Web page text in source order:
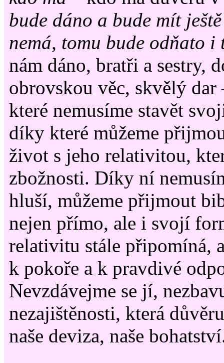
bude dáno a bude mít
nemá, tomu bude odňato
nám dáno, bratři a sestry,
obrovskou věc, skvělý
které nemusíme stavět
díky které můžeme
život s jeho relativitou,
zbožnosti. Díky ní
hluší, můžeme přijmout
nejen přímo, ale i svojí
relativitu stále připomíná,
k pokoře a k pravdivé
Nevzdávejme se jí,
nezajištěnosti, která
naše deviza, naše